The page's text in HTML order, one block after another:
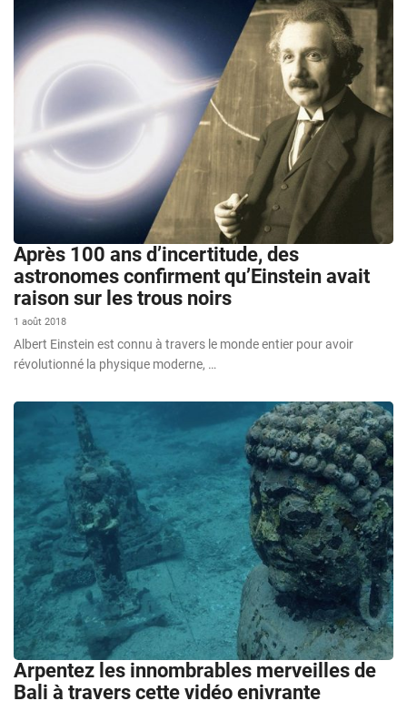
Après 100 ans d’incertitude, des
astronomes confirment qu’Einstein avait
raison sur les trous noirs
1 août 2018
Albert Einstein est connu à travers le monde entier pour avoir
révolutionné la physique moderne, …
Arpentez les innombrables merveilles de
Bali à travers cette vidéo enivrante